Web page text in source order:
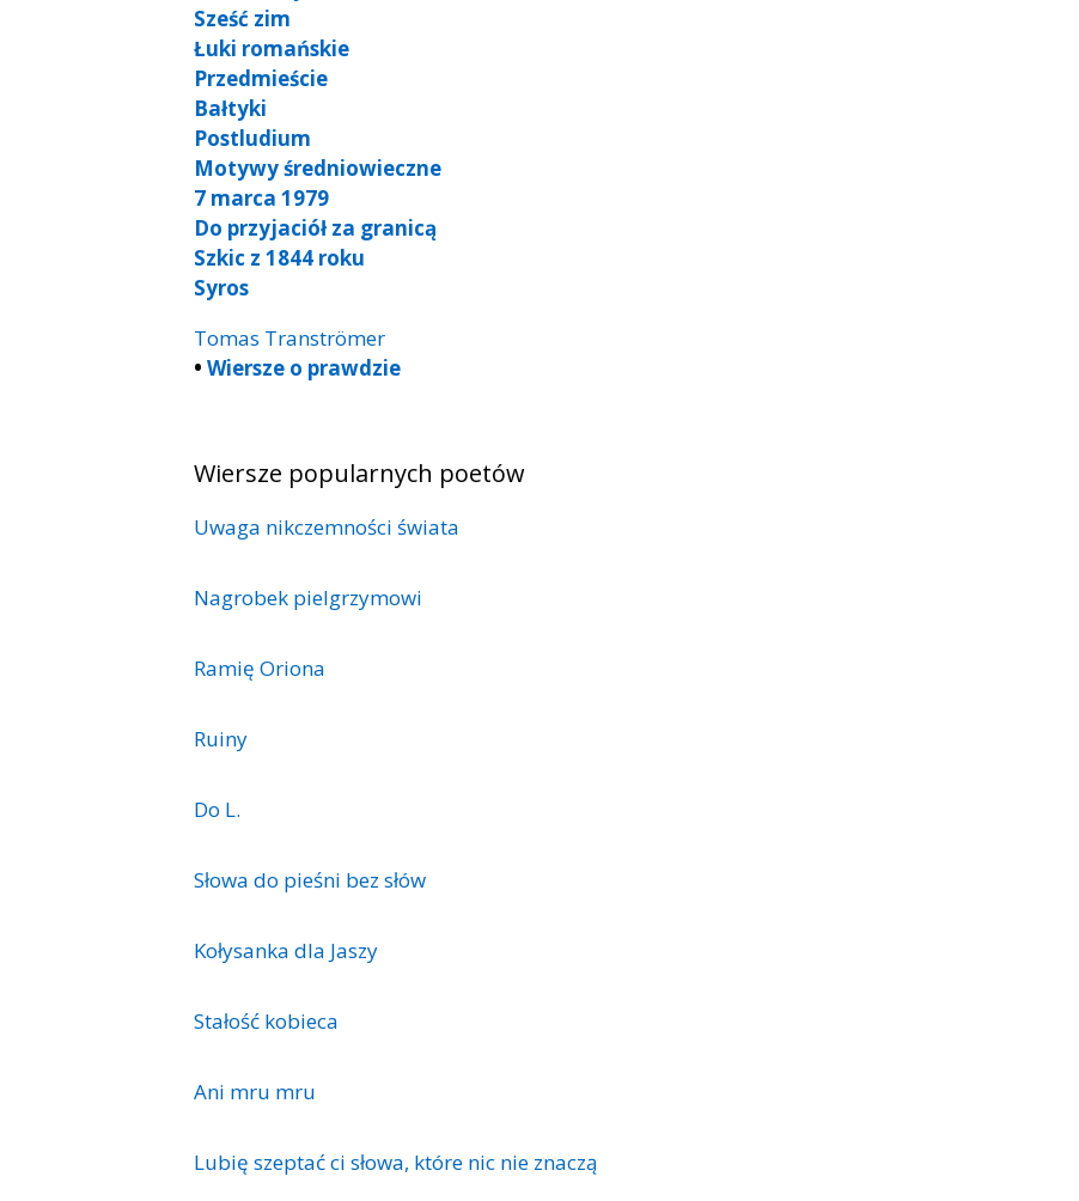
Sześć zim
Łuki romańskie
Przedmieście
Bałtyki
Postludium
Motywy średniowieczne
7 marca 1979
Do przyjaciół za granicą
Szkic z 1844 roku
Syros
Tomas Tranströmer
• Wiersze o prawdzie
Wiersze popularnych poetów
Uwaga nikczemności świata
Nagrobek pielgrzymowi
Ramię Oriona
Ruiny
Do L.
Słowa do pieśni bez słów
Kołysanka dla Jaszy
Stałość kobieca
Ani mru mru
Lubię szeptać ci słowa, które nic nie znaczą